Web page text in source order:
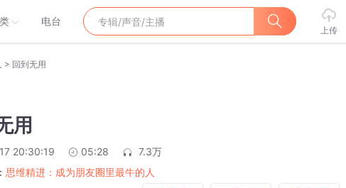
电台
上传
> 回到无用
用
20:30:19 05:28
7.3万
思维精进：成为朋友圈里最牛的人